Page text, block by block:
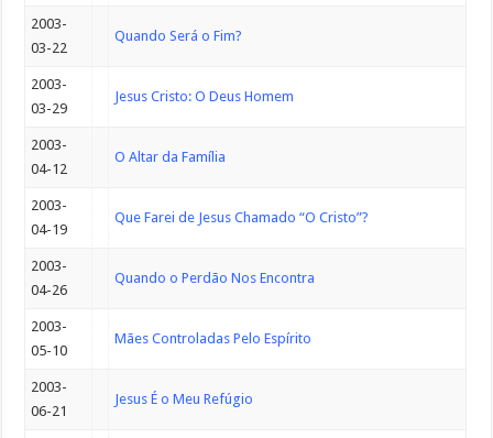
2003-
03-22
Quando Será o Fim?
2003-
03-29
Jesus Cristo: O Deus Homem
2003-
04-12
O Altar da Família
2003-
04-19
Que Farei de Jesus Chamado “O Cristo”?
2003-
04-26
Quando o Perdão Nos Encontra
2003-
05-10
Mães Controladas Pelo Espírito
2003-
06-21
Jesus É o Meu Refúgio